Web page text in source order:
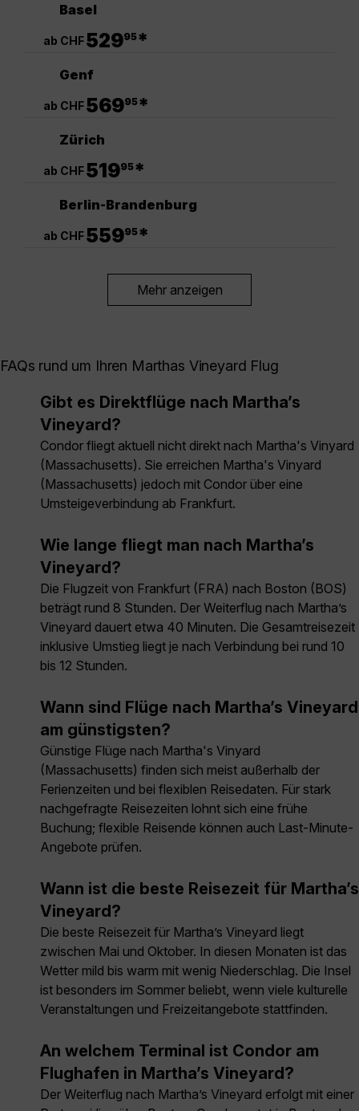
Basel
ab CHF52995*
Genf
ab CHF56995*
Zürich
ab CHF51995*
Berlin-Brandenburg
ab CHF55995*
Mehr anzeigen
FAQs rund um Ihren Marthas Vineyard Flug
Gibt es Direktflüge nach Martha’s
Vineyard?
Condor fliegt aktuell nicht direkt nach Martha's Vinyard
(Massachusetts). Sie erreichen Martha's Vinyard
(Massachusetts) jedoch mit Condor über eine
Umsteigeverbindung ab Frankfurt.
Wie lange fliegt man nach Martha’s
Vineyard?
Die Flugzeit von Frankfurt (FRA) nach Boston (BOS)
beträgt rund 8 Stunden. Der Weiterflug nach Martha’s
Vineyard dauert etwa 40 Minuten. Die Gesamtreisezeit
inklusive Umstieg liegt je nach Verbindung bei rund 10
bis 12 Stunden.
Wann sind Flüge nach Martha’s Vineyard
am günstigsten?
Günstige Flüge nach Martha's Vinyard
(Massachusetts) finden sich meist außerhalb der
Ferienzeiten und bei flexiblen Reisedaten. Für stark
nachgefragte Reisezeiten lohnt sich eine frühe
Buchung; flexible Reisende können auch Last-Minute-
Angebote prüfen.
Wann ist die beste Reisezeit für Martha’s
Vineyard?
Die beste Reisezeit für Martha’s Vineyard liegt
zwischen Mai und Oktober. In diesen Monaten ist das
Wetter mild bis warm mit wenig Niederschlag. Die Insel
ist besonders im Sommer beliebt, wenn viele kulturelle
Veranstaltungen und Freizeitangebote stattfinden.
An welchem Terminal ist Condor am
Flughafen in Martha’s Vineyard?
Der Weiterflug nach Martha’s Vineyard erfolgt mit einer